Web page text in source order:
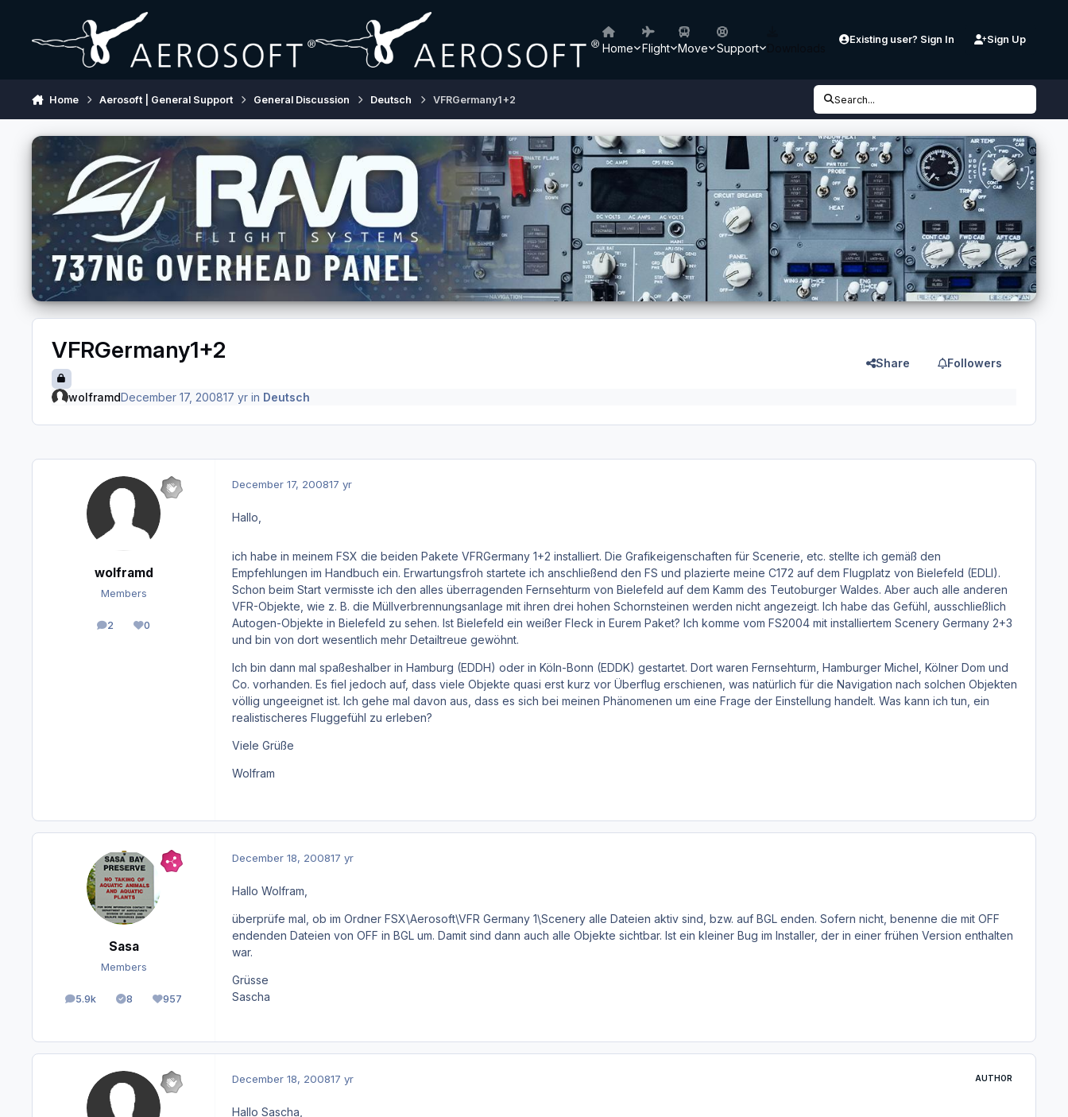
Home Flight Move Support
Existing user? Sign In Sign Up
Home Aerosoft | General Support General Discussion Deutsch VFRGermany1+2 Search...
VFRGermany1+2 Share Followers
wolframdDecember 17, 200817 yrin Deutsch
wolframd
Members
2
posts 0
Reputation
December 17, 200817 yr
Hallo,
ich habe in meinem FSX die beiden Pakete VFRGermany 1+2 installiert. Die Grafikeigenschaften für Scenerie, etc. stellte ich gemäß den
Empfehlungen im Handbuch ein. Erwartungsfroh startete ich anschließend den FS und plazierte meine C172 auf dem Flugplatz von Bielefeld (EDLI).
Schon beim Start vermisste ich den alles überragenden Fernsehturm von Bielefeld auf dem Kamm des Teutoburger Waldes. Aber auch alle anderen
VFR-Objekte, wie z. B. die Müllverbrennungsanlage mit ihren drei hohen Schornsteinen werden nicht angezeigt. Ich habe das Gefühl, ausschließlich
Autogen-Objekte in Bielefeld zu sehen. Ist Bielefeld ein weißer Fleck in Eurem Paket? Ich komme vom FS2004 mit installiertem Scenery Germany 2+3
und bin von dort wesentlich mehr Detailtreue gewöhnt.
Ich bin dann mal spaßeshalber in Hamburg (EDDH) oder in Köln-Bonn (EDDK) gestartet. Dort waren Fernsehturm, Hamburger Michel, Kölner Dom und
Co. vorhanden. Es fiel jedoch auf, dass viele Objekte quasi erst kurz vor Überflug erschienen, was natürlich für die Navigation nach solchen Objekten
völlig ungeeignet ist. Ich gehe mal davon aus, dass es sich bei meinen Phänomenen um eine Frage der Einstellung handelt. Was kann ich tun, ein
realistischeres Fluggefühl zu erleben?
Viele Grüße
Wolfram
Sasa
Members
5.9k
posts 8
Solutions957
Reputation
December 18, 200817 yr
Hallo Wolfram,
überprüfe mal, ob im Ordner FSX\Aerosoft\VFR Germany 1\Scenery alle Dateien aktiv sind, bzw. auf BGL enden. Sofern nicht, benenne die mit OFF
endenden Dateien von OFF in BGL um. Damit sind dann auch alle Objekte sichtbar. Ist ein kleiner Bug im Installer, der in einer frühen Version enthalten
war.
Grüsse
Sascha
December 18, 200817 yr AUTHOR
Hallo Sascha,